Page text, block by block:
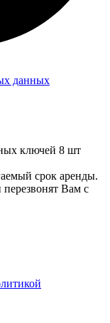
данных
ключей 8 шт
срок аренды.
Вам с